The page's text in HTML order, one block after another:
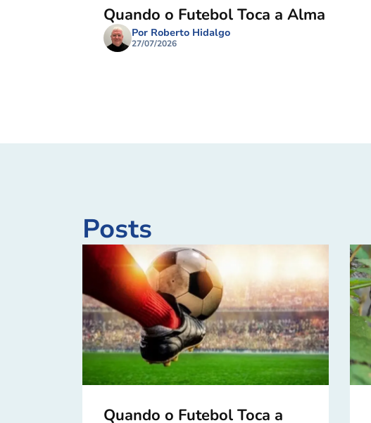
Quando o Futebol Toca a Alma
Por Roberto Hidalgo
27/07/2026
Posts
Quando o Futebol Toca a